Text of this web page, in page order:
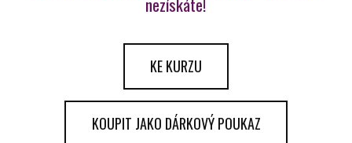
KE KURZU
KOUPIT JAKO DÁRKOVÝ POUKAZ